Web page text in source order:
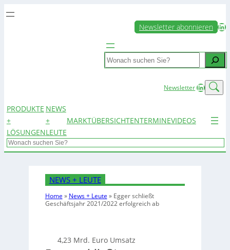
Newsletter abonnieren LinkedIn
Search
NewsletterLinkedIn
PRODUKTE
+
LÖSUNGEN
NEWS
+
LEUTE
MARKTÜBERSICHTENTERMINEVIDEOS
Search
NEWS + LEUTE
Home » News + Leute » Egger schließt
Geschäftsjahr 2021/2022 erfolgreich ab
4,23 Mrd. Euro Umsatz